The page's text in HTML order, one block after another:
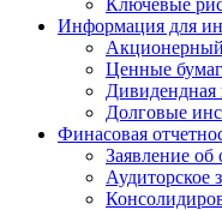
Ключевые
Информация для
Ценные
Дивидендная
Долговые
Финасовая
Заявление об
Аудиторское